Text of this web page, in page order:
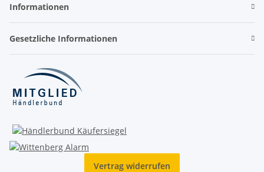
Informationen
Gesetzliche Informationen
Vertrag widerrufen